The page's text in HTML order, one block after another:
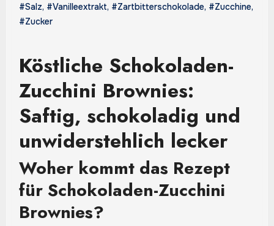
#Salz, #Vanilleextrakt, #Zartbitterschokolade, #Zucchine,
#Zucker
Köstliche Schokoladen-
Zucchini Brownies:
Saftig, schokoladig und
unwiderstehlich lecker
Woher kommt das Rezept
für Schokoladen-Zucchini
Brownies?